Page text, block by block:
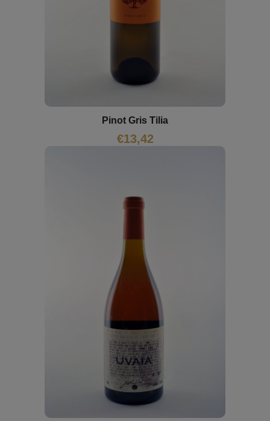
Pinot Gris Tilia
€13,42